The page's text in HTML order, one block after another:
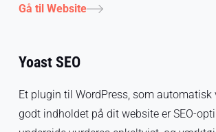
Gå til Website
Yoast SEO
Et plugin til WordPress, som automatisk
godt indholdet på dit website er SEO-